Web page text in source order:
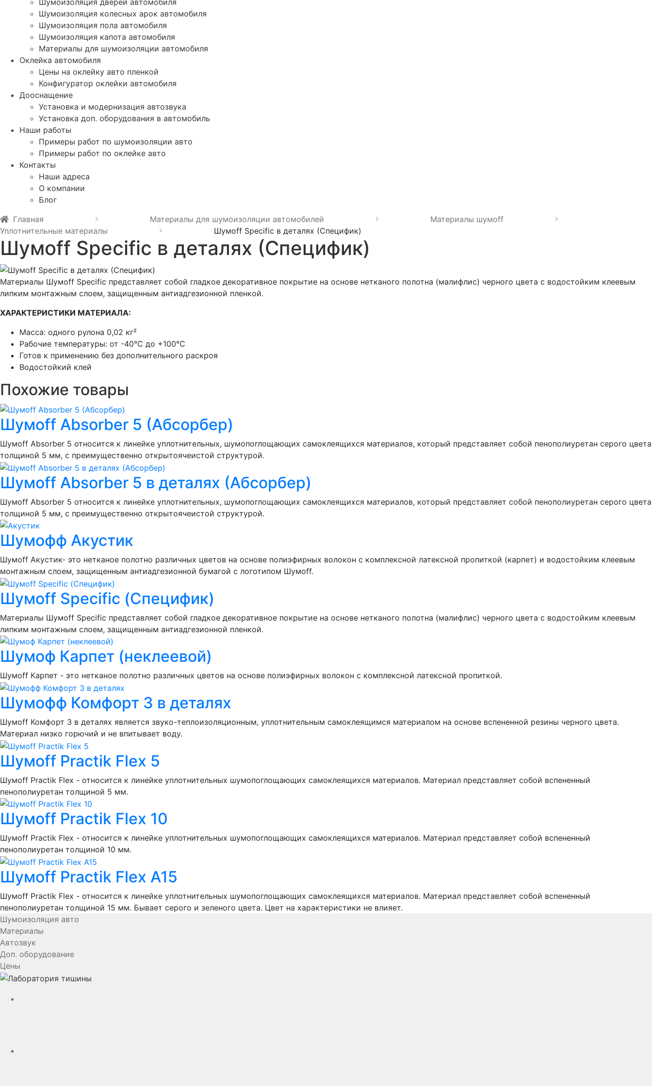
Шумоизоляция колесных арок автомобиля
Шумоизоляция пола автомобиля
Шумоизоляция капота автомобиля
Материалы для шумоизоляции автомобиля
Оклейка автомобиля
Цены на оклейку авто пленкой
Конфигуратор оклейки автомобиля
Дооснащение
Установка и модернизация автозвука
Установка доп. оборудования в автомобиль
Наши работы
Примеры работ по шумоизоляции авто
Примеры работ по оклейке авто
Контакты
Наши адреса
О компании
Блог
Главная
Материалы для шумоизоляции автомобилей
Материалы шумoff
Уплотнительные материалы
Шумоff Specific в деталях (Специфик)
Шумоff Specific в деталях (Специфик)
Материалы Шумоff Specific представляет собой гладкое декоративное покрытие на основе нетканого полотна (малифлис) черного цвета с водостойким клеевым
липким монтажным слоем, защищенным антиадгезионной пленкой.
ХАРАКТЕРИСТИКИ МАТЕРИАЛА:
Масса: одного рулона 0,02 кг²
Рабочие температуры: от -40°С до +100°С
Готов к применению без дополнительного раскроя
Водостойкий клей
Похожие товары
Шумoff Absorber 5 (Абсорбер)
Шумоff Absorber 5 относится к линейке уплотнительных, шумопоглощающих самоклеящихся материалов, который представляет собой пенополиуретан серого цвета
толщиной 5 мм, с преимущественно открытоячеистой структурой.
Шумoff Absorber 5 в деталях (Абсорбер)
Шумоff Absorber 5 относится к линейке уплотнительных, шумопоглощающих самоклеящихся материалов, который представляет собой пенополиуретан серого цвета
толщиной 5 мм, с преимущественно открытоячеистой структурой.
Шумофф Акустик
Шумоff Акустик- это нетканое полотно различных цветов на основе полиэфирных волокон с комплексной латексной пропиткой (карпет) и водостойким клеевым
монтажным слоем, защищенным антиадгезионной бумагой с логотипом Шумоff.
Шумоff Specific (Специфик)
Материалы Шумоff Specific представляет собой гладкое декоративное покрытие на основе нетканого полотна (малифлис) черного цвета с водостойким клеевым
липким монтажным слоем, защищенным антиадгезионной пленкой.
Шумоф Карпет (неклеевой)
Шумоff Карпет - это нетканое полотно различных цветов на основе полиэфирных волокон с комплексной латексной пропиткой.
Шумофф Комфорт 3 в деталях
Шумоff Комфорт 3 в деталях является звуко-теплоизоляционным, уплотнительным самоклеящимся материалом на основе вспененной резины черного цвета.
Материал низко горючий и не впитывает воду.
Шумoff Practik Flex 5
Шумоff Practik Flex - относится к линейке уплотнительных шумопоглощающих самоклеящихся материалов. Материал представляет собой вспененный
пенополиуретан толщиной 5 мм.
Шумoff Practik Flex 10
Шумоff Practik Flex - относится к линейке уплотнительных шумопоглощающих самоклеящихся материалов. Материал представляет собой вспененный
пенополиуретан толщиной 10 мм.
Шумoff Practik Flex A15
Шумоff Practik Flex - относится к линейке уплотнительных шумопоглощающих самоклеящихся материалов. Материал представляет собой вспененный
пенополиуретан толщиной 15 мм. Бывает серого и зеленого цвета. Цвет на характеристики не влияет.
Шумоизоляция авто
Материалы
Автозвук
Доп. оборудование
Цены